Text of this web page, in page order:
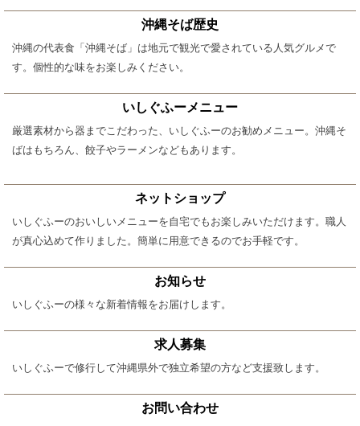
沖縄そば歴史
沖縄の代表食「沖縄そば」は地元で観光で愛されている人気グルメで
す。個性的な味をお楽しみください。
いしぐふーメニュー
厳選素材から器までこだわった、いしぐふーのお勧めメニュー。沖縄そ
ばはもちろん、餃子やラーメンなどもあります。
ネットショップ
いしぐふーのおいしいメニューを自宅でもお楽しみいただけます。職人
が真心込めて作りました。簡単に用意できるのでお手軽です。
お知らせ
いしぐふーの様々な新着情報をお届けします。
求人募集
いしぐふーで修行して沖縄県外で独立希望の方など支援致します。
お問い合わせ